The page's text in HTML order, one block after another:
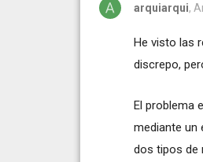
arquiarqui,
He visto las
discrepo,
El problema
mediante un
dos tipos de